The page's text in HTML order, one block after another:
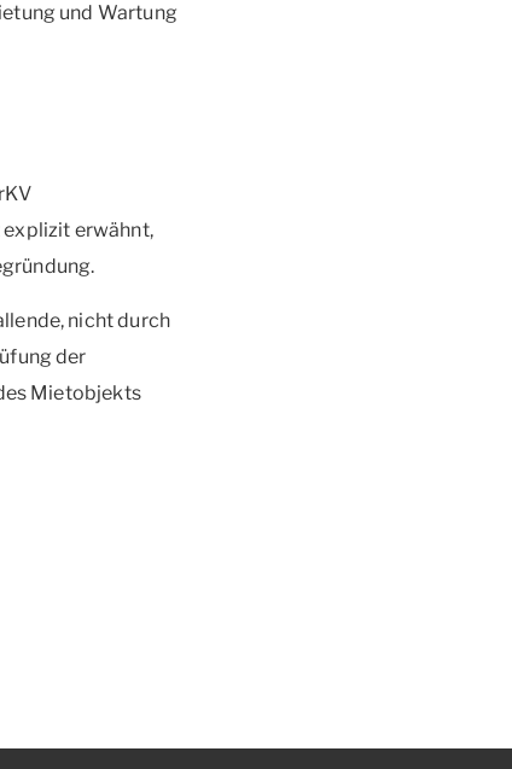
und Wartung
erwähnt,
nicht durch
der
Mietobjekts